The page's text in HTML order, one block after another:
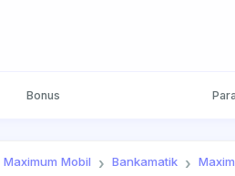
Bonus
Maximum Mobil Bankamatik